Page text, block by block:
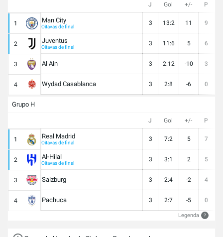
J Gol +/- P
1 Man City
Oitavas de final
3 13:2 11 9
2 Juventus
Oitavas de final
3 11:6 5 6
3 Al Ain 3 2:12 -10 3
4 Wydad Casablanca 3 2:8 -6 0
Grupo H
J Gol +/- P
1 Real Madrid
Oitavas de final
3 7:2 5 7
2 Al-Hilal
Oitavas de final
3 3:1 2 5
3 Salzburg 3 2:4 -2 4
4 Pachuca 3 2:7 -5 0
Legenda ?